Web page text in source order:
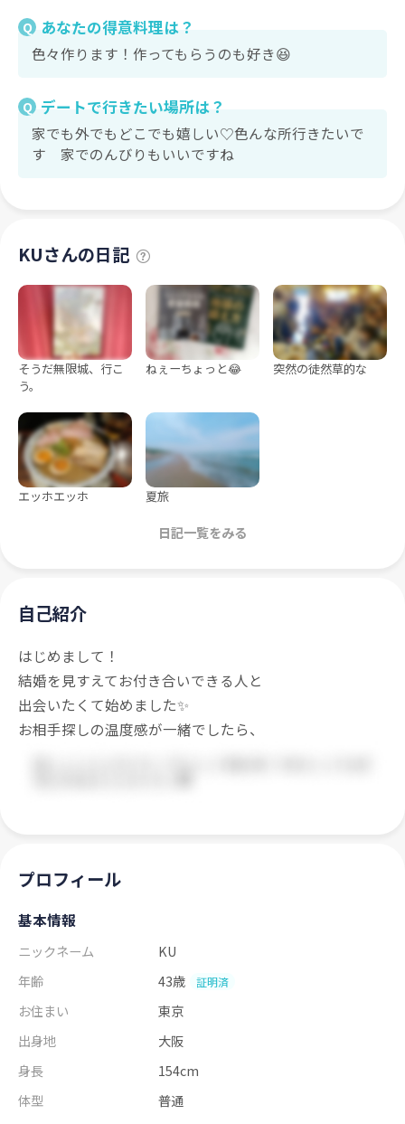
Q あなたの得意料理は？
色々作ります！作ってもらうのも好き😆
Q デートで行きたい場所は？
家でも外でもどこでも嬉しい♡色んな所行きたいで
す 家でのんびりもいいですね
KUさんの日記
そうだ無限城、行こ
う。
ねぇーちょっと😂 突然の徒然草的な
エッホエッホ 夏旅
日記一覧をみる
自己紹介
はじめまして！
結婚を見すえてお付き合いできる人と
出会いたくて始めました✨
お相手探しの温度感が一緒でしたら、
プロフィール
基本情報
ニックネーム
KU
年齢
43歳 証明済
お住まい
東京
出身地
大阪
身長
154cm
体型
普通